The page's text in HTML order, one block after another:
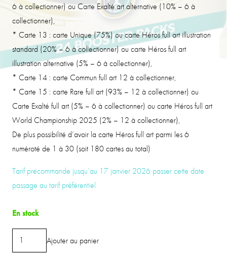
6 à collectionner) ou Carte Exalté art alternative (10% – 6 à
collectionner),
* Carte 13 : carte Unique (75%) ou carte Héros full art illustration
standard (20% – 6 à collectionner) ou carte Héros full art
illustration alternative (5% – 6 à collectionner),
* Carte 14 : carte Commun full art 12 à collectionner,
* Carte 15 : carte Rare full art (93% – 12 à collectionner) ou
Carte Exalté full art (5% – 6 à collectionner) ou carte Héros full art
World Championship 2025 (2% – 12 à collectionner),
De plus possibilité d’avoir la carte Héros full art parmi les 6
numéroté de 1 à 30 (soit 180 cartes au total)
Tarif précommande jusqu’au 17 janvier 2026 passer cette date
passage au tarif préférentiel
En stock
quantité
Ajouter au panier